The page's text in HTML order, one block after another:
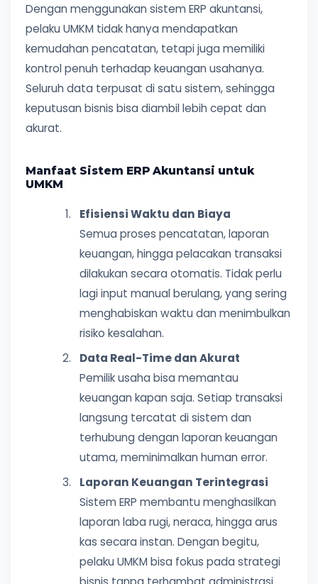
Dengan menggunakan sistem ERP akuntansi,
pelaku UMKM tidak hanya mendapatkan
kemudahan pencatatan, tetapi juga memiliki
kontrol penuh terhadap keuangan usahanya.
Seluruh data terpusat di satu sistem, sehingga
keputusan bisnis bisa diambil lebih cepat dan
akurat.
Manfaat Sistem ERP Akuntansi untuk
UMKM
Efisiensi Waktu dan Biaya
Semua proses pencatatan, laporan
keuangan, hingga pelacakan transaksi
dilakukan secara otomatis. Tidak perlu
lagi input manual berulang, yang sering
menghabiskan waktu dan menimbulkan
risiko kesalahan.
Data Real-Time dan Akurat
Pemilik usaha bisa memantau
keuangan kapan saja. Setiap transaksi
langsung tercatat di sistem dan
terhubung dengan laporan keuangan
utama, meminimalkan human error.
Laporan Keuangan Terintegrasi
Sistem ERP membantu menghasilkan
laporan laba rugi, neraca, hingga arus
kas secara instan. Dengan begitu,
pelaku UMKM bisa fokus pada strategi